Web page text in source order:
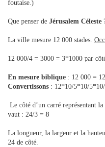
foutaise.)
Que penser de Jérusalem Céleste
La ville mesure 12 000 stades.
12 000/4 = 3000 = 3*1000 par
En mesure biblique : 12 000 =
Convertissons : 12*10/5*10/
Le côté d’un carré représentant
vaut : 24/3 = 8
La longueur, la largeur et la
24 de côté.